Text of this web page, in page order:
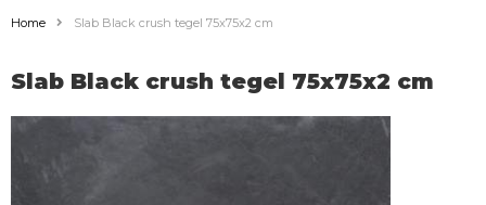
Home Slab Black crush tegel 75x75x2 cm
Slab Black crush tegel 75x75x2 cm